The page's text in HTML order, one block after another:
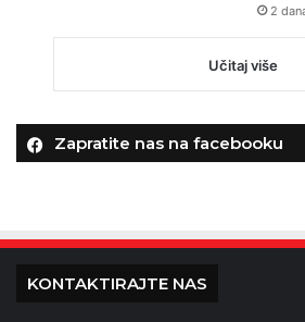
2
Učitaj više
Zapratite nas na facebooku
KONTAKTIRAJTE NAS